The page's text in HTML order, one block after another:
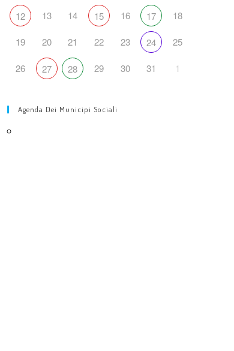
web
12 13 14 15 16 17 18
19 20 21 22 23 24 25
26 27 28 29 30 31 1
Agenda Dei Municipi Sociali